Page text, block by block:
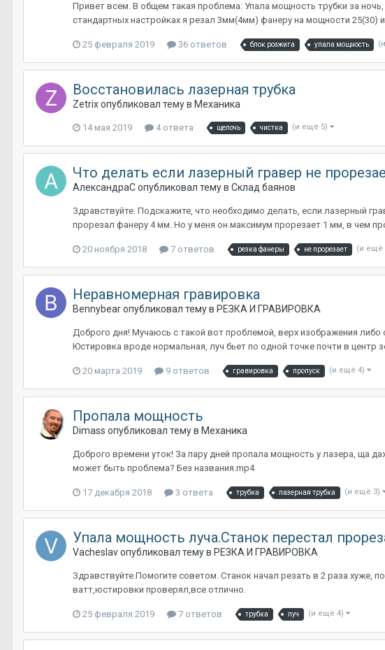
Привет всем. В общем такая проблема: Упала мощность трубки за
стандартных настройках я резал 3мм(4мм) фанеру на мощности 25(30)
25 февраля 2019 36 ответов блок розжига упала мощность
Восстановилась лазерная трубка
Zetrixопубликовал тему в Механика
14 мая 2019 4 ответа щелочь чистка (и ещё 5)
Что делать если лазерный гравер не
АлександраСопубликовал тему в Склад баянов
Здравствуйте. Подскажите, что необходимо делать, если лазерный
прорезал фанеру 4 мм. Но у меня он максимум прорезает 1 мм, в чем
20 ноября 2018 7 ответов резка фанеры не прорезает (и ещё
Неравномерная гравировка
Bennybearопубликовал тему в РЕЗКА И ГРАВИРОВКА
Доброго дня! Мучаюсь с такой вот проблемой, верх изображения
Юстировка вроде нормальная, луч бьет по одной точке почти в центр
20 марта 2019 9 ответов гравировка пропуск (и ещё 4)
Пропала мощность
Dimass опубликовал тему в Механика
Доброго времени уток! За пару дней пропала мощность у лазера, ща
может быть проблема? Без названия.mp4
17 декабря 2018 3 ответа трубка лазерная трубка (и ещё 3)
Упала мощность луча.Станок перестал
Vacheslavопубликовал тему в РЕЗКА И ГРАВИРОВКА
Здравствуйте.Помогите советом. Станок начал резать в 2 раза хуже,
ватт,юстировки проверял,все отлично.
25 февраля 2019 7 ответов трубка луч (и ещё 4)